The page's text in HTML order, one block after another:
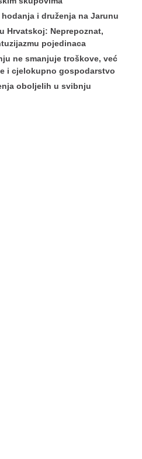
i druženja na Jarunu
Hrvatskoj: Neprepoznat,
pojedinaca
ne smanjuje troškove, već
i cjelokupno gospodarstvo
oboljelih u svibnju